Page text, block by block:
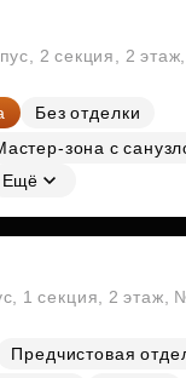
2 секция, 2
Без отделки
зона с
Ещё
1 секция, 2 этаж,
Предчистовая